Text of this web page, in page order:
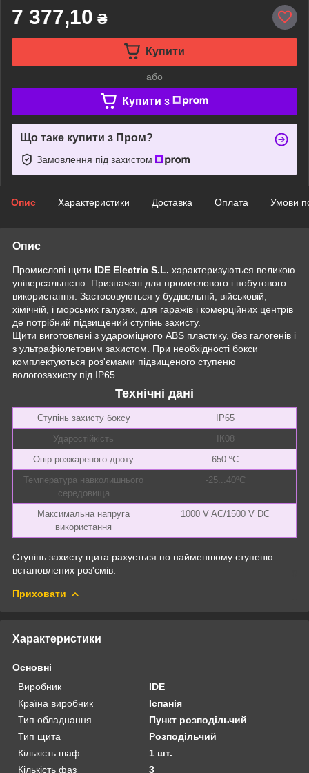
7 377,10 ₴
Купити
або
Купити з
Що таке купити з Пром?
Замовлення під захистом
Опис Характеристики Доставка Оплата Умови
Опис
Промислові щити IDE Electric S.L. характеризуються великою
універсальністю. Призначені для промислового і побутового
використання. Застосовуються у будівельній, військовій,
хімічній, і морських галузях, для гаражів і комерційних центрів
де потрібний підвищений ступінь захисту.
Щити виготовлені з удароміцного ABS пластику, без галогенів і
з ультрафіолетовим захистом. При необхідності бокси
комплектуються роз'ємами підвищеного ступеню
вологозахисту під ІР65.
Технічні дані
Ступінь захисту боксу
ІР65
Ударостійкість
ІК08
Опір розжареного дроту
650 ºC
Температура навколишнього
середовища
-25...40ºC
Максимальна напруга
використання
1000 V AC/1500 V DC
Ступінь захисту щита рахується по найменшому ступеню
встановлених роз'ємів.
Приховати
Характеристики
Основні
Виробник
IDE
Країна виробник
Іспанія
Тип обладнання
Пункт розподільчий
Тип щита
Розподільчий
Кількість шаф
1 шт.
Кількість фаз
3